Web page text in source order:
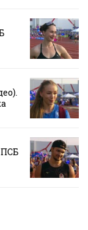
ПСБ